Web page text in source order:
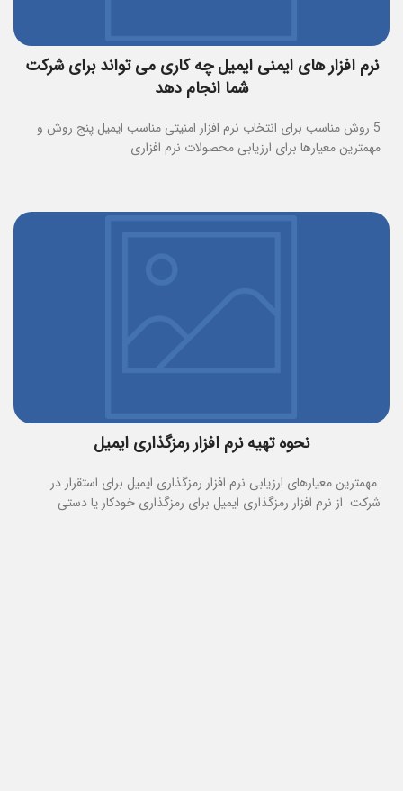
نرم افزار های ایمنی ایمیل چه کاری می تواند برای شرکت
شما انجام دهد
5 روش مناسب برای انتخاب نرم افزار امنیتی مناسب ایمیل پنج روش و
مهمترین معیارها برای ارزیابی محصولات نرم افزاری
نحوه تهیه نرم افزار رمزگذاری ایمیل
مهمترین معیارهای ارزیابی نرم افزار رمزگذاری ایمیل برای استقرار در
شرکت از نرم افزار رمزگذاری ایمیل برای رمزگذاری خودکار یا دستی